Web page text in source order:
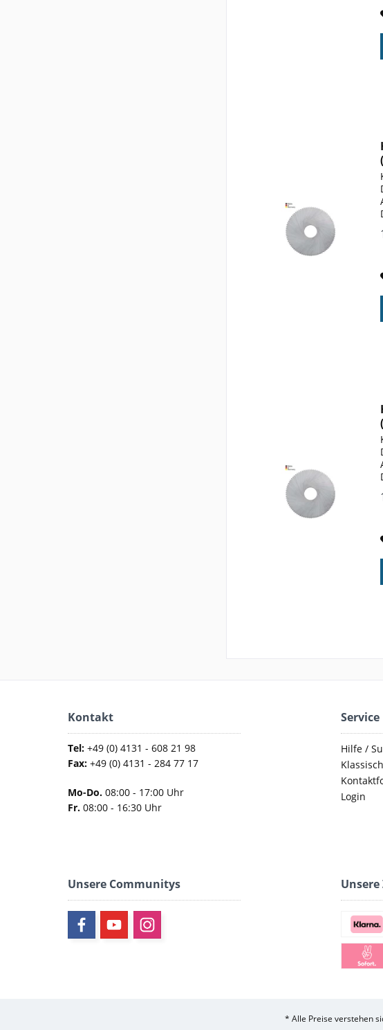
Kontakt
Tel:+49 (0) 4131 - 608 21 98
Fax:+49 (0) 4131 - 284 77 17
Mo-Do.08:00 - 17:00 Uhr
Fr.08:00 - 16:30 Uhr
Service
Hilfe /
Login
Unsere Communitys
* Alle Preise verstehen